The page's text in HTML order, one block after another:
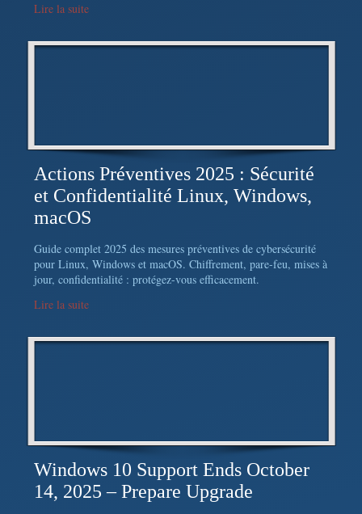
Lire la suite
Actions Préventives 2025 : Sécurité
et Confidentialité Linux, Windows,
macOS
Guide complet 2025 des mesures préventives de cybersécurité
pour Linux, Windows et macOS. Chiffrement, pare-feu, mises à
jour, confidentialité : protégez-vous efficacement.
Lire la suite
Windows 10 Support Ends October
14, 2025 – Prepare Upgrade